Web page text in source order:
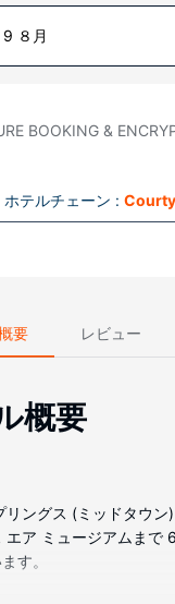
9 ８月
BOOKING &
ホテルチェーン :
要 レビュー
概要
リングス (ミッドタウ
エア ミュージアムまで
す。